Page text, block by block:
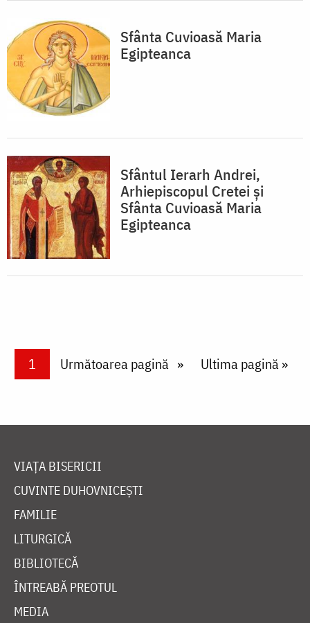
Sfânta Cuvioasă Maria
Egipteanca
Sfântul Ierarh Andrei,
Arhiepiscopul Cretei și
Sfânta Cuvioasă Maria
Egipteanca
PaginareCurrent page
1 Next page
Următoarea pagină Last page
Ultima pagină »
VIAȚA BISERICII
CUVINTE DUHOVNICEȘTI
FAMILIE
LITURGICĂ
BIBLIOTECĂ
ÎNTREABĂ PREOTUL
MEDIA